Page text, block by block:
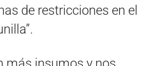
de restricciones en el